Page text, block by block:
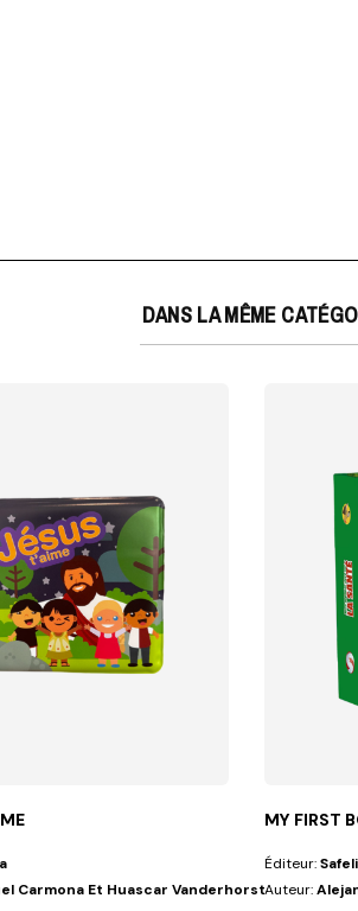
DANS LA MÊME
Carmona Et Huascar Vanderhorst
MY FIRST
Éditeur:
Auteur: